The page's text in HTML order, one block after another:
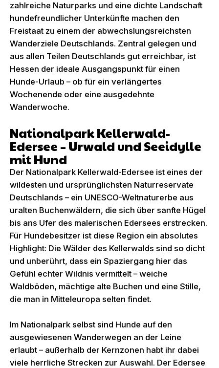
zahlreiche Naturparks und eine dichte Landschaft
hundefreundlicher Unterkünfte machen den
Freistaat zu einem der abwechslungsreichsten
Wanderziele Deutschlands. Zentral gelegen und
aus allen Teilen Deutschlands gut erreichbar, ist
Hessen der ideale Ausgangspunkt für einen
Hunde-Urlaub – ob für ein verlängertes
Wochenende oder eine ausgedehnte
Wanderwoche.
Nationalpark Kellerwald-
Edersee – Urwald und Seeidylle
mit Hund
Der Nationalpark Kellerwald-Edersee ist eines der
wildesten und ursprünglichsten Naturreservate
Deutschlands – ein UNESCO-Weltnaturerbe aus
uralten Buchenwäldern, die sich über sanfte Hügel
bis ans Ufer des malerischen Edersees erstrecken.
Für Hundebesitzer ist diese Region ein absolutes
Highlight: Die Wälder des Kellerwalds sind so dicht
und unberührt, dass ein Spaziergang hier das
Gefühl echter Wildnis vermittelt – weiche
Waldböden, mächtige alte Buchen und eine Stille,
die man in Mitteleuropa selten findet.
Im Nationalpark selbst sind Hunde auf den
ausgewiesenen Wanderwegen an der Leine
erlaubt – außerhalb der Kernzonen habt ihr dabei
viele herrliche Strecken zur Auswahl. Der Edersee